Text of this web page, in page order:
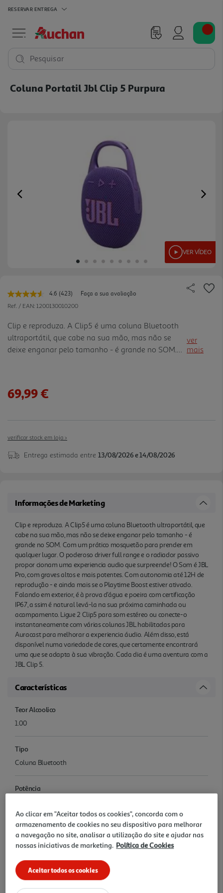
RESERVAR ENTREGA
Pesquisar
Coluna Portatil Jbl Clip 5 Purpura
Previous
VER VÍDEO
4.6 Leu
423
Link
para
a
mesma
página.
(423)
Faça a sua avaliação
Ref. / EAN: 1200130010200
Clip e reproduza. A Clip5 é uma coluna Bluetooth
ultraportátil, que cabe na sua mão, mas não se
deixe enganar pelo tamanho - é grande no SOM.
audio que surpreende! O Som é JBL Pro, com
12H de reprodução - e ainda mais se o Playtime
Boost estiver ativado. Falando em exterior, é à
é natural levá-la na sua próxima caminhada ou
experiencia áudio. Além disso, está disponível
encontrará uma que se adapta à sua vibração.
Cada dia é uma aventura com a JBL Clip 5.
ver
mais
69,99 €
verificar stock em loja >
Entrega estimada entre 13/08/2026 e 14/08/2026
Informações de Marketing
Clip e reproduza. A Clip5 é uma coluna Bluetooth ultraportátil, que
cabe na sua mão, mas não se deixe enganar pelo tamanho - é
grande no SOM. Com um prático mosquetão para prender em
qualquer lugar. O poderoso driver full range e o radiador passivo
propor cionam uma experiencia audio que surpreende! O Som é JBL
Pro, com graves altos e mais potentes. Com autonomia até 12H de
reprodução - e ainda mais se o Playtime Boost estiver ativado.
Falando em exterior, é à prova d'água e poeira com certificação
IP67, a ssim é natural levá-la na sua próxima caminhada ou
acampamento. Ligue 2 Clip5 para som estéreo ou conecte-o
instantaneamente com várias colunas JBL habilitadas para
Auracast para melhorar a experiencia áudio. Além disso, está
disponível numa variedade de cores, que certamente encontrará
uma que se adapta à sua vibração. Cada dia é uma aventura com a
JBL Clip 5.
Características
Teor Alcoolico
1.00
Tipo
Coluna Bluetooth
Potência
Autonomia (estimada)
Ligações entradas
Bluetooth
Ao clicar em "Aceitar todos os cookies", concorda com o
armazenamento de cookies no seu dispositivo para melhorar
a navegação no site, analisar a utilização do site e ajudar nas
nossas iniciativas de marketing. Política de Cookies
Aceitar todos os cookies